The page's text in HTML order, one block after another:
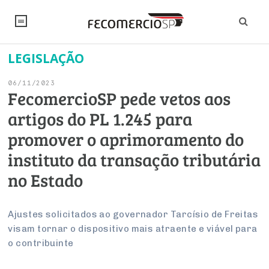
NOTÍCIAS
Artigos
Institucional
Debates Fecomercio-SP
PROJETOS ESPECIAIS:
UM BRASIL
Economia
Pesquisas
Brasil
Modernização do Estado
Legislação
Trabalho
Reforma Tributária
Negócios
Atacado
Sustentabilidade
Últimas Notícias
PESQUISAS
FALE CONOSCO
INSTITUCIONAL
Imprensa
CONSELHOS
Conselho de Turismo
EMPRESAS
LEGISLAÇÃO
06/11/2023
FecomercioSP pede vetos aos
artigos do PL 1.245 para
promover o aprimoramento do
instituto da transação tributária
no Estado
Ajustes solicitados ao governador Tarcísio de Freitas
visam tornar o dispositivo mais atraente e viável para
o contribuinte